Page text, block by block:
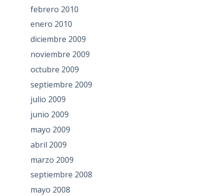
febrero 2010
enero 2010
diciembre 2009
noviembre 2009
octubre 2009
septiembre 2009
julio 2009
junio 2009
mayo 2009
abril 2009
marzo 2009
septiembre 2008
mayo 2008